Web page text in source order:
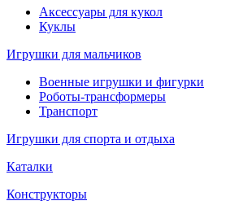
Аксессуары для кукол
Куклы
Игрушки для мальчиков
Военные игрушки и фигурки
Роботы-трансформеры
Транспорт
Игрушки для спорта и отдыха
Каталки
Конструкторы